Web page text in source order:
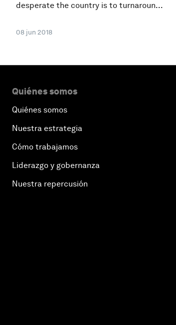
desperate the country is to turnaroun...
08 jun 2018
Quiénes somos
Quiénes somos
Nuestra estrategia
Cómo trabajamos
Liderazgo y gobernanza
Nuestra repercusión